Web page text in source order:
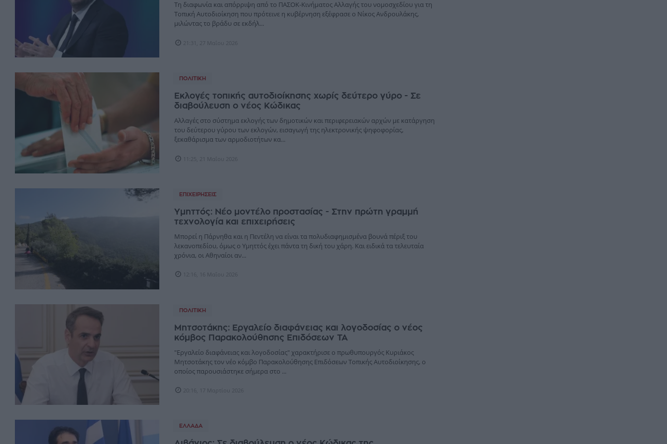
Τη διαφωνία και απόρριψη από το ΠΑΣΟΚ-Κινήματος Αλλαγής του νομοσχεδίου για τη
Τοπική Αυτοδιοίκηση που πρότεινε η κυβέρνηση εξέφρασε ο Νίκος Ανδρουλάκης,
μιλώντας το βράδυ σε εκδήλ...
21:31, 27 Μαΐου 2026
ΠΟΛΙΤΙΚΉ
Εκλογές τοπικής αυτοδιοίκησης χωρίς δεύτερο γύρο - Σε
διαβούλευση ο νέος Κώδικας
Αλλαγές στο σύστημα εκλογής των δημοτικών και περιφερειακών αρχών με κατάργηση
του δεύτερου γύρου των εκλογών, εισαγωγή της ηλεκτρονικής ψηφοφορίας,
ξεκαθάρισμα των αρμοδιοτήτων κα...
11:25, 21 Μαΐου 2026
ΕΠΙΧΕΙΡΉΣΕΙΣ
Υμηττός: Νέο μοντέλο προστασίας - Στην πρώτη γραμμή
τεχνολογία και επιχειρήσεις
Μπορεί η Πάρνηθα και η Πεντέλη να είναι τα πολυδιαφημισμένα βουνά πέριξ του
λεκανοπεδίου, όμως ο Υμηττός έχει πάντα τη δική του χάρη. Και ειδικά τα τελευταία
χρόνια, οι Αθηναίοι αν...
12:16, 16 Μαΐου 2026
ΠΟΛΙΤΙΚΉ
Μητσοτάκης: Εργαλείο διαφάνειας και λογοδοσίας ο νέος
κόμβος Παρακολούθησης Επιδόσεων ΤΑ
"Εργαλείο διαφάνειας και λογοδοσίας" χαρακτήρισε ο πρωθυπουργός Κυριάκος
Μητσοτάκης τον νέο κόμβο Παρακολούθησης Επιδόσεων Τοπικής Αυτοδιοίκησης, ο
οποίος παρουσιάστηκε σήμερα στο ...
20:16, 17 Μαρτίου 2026
ΕΛΛΆΔΑ